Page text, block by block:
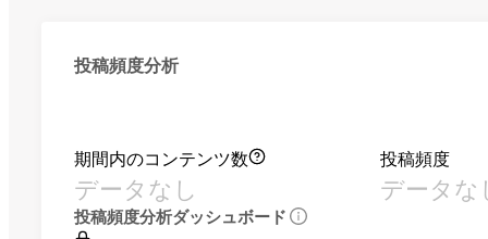
投稿頻度分析
期間内のコンテンツ数
データなし
投稿頻度
データな
投稿頻度分析ダッシュボード